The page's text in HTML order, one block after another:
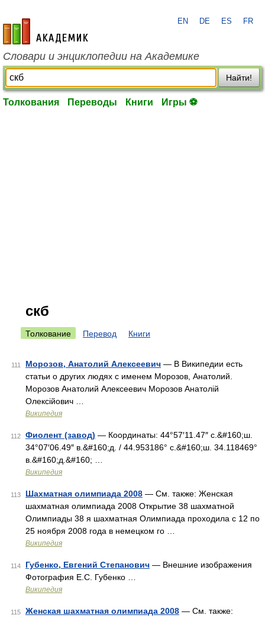
academic.ru
EN DE ES FR
Словари и энциклопедии на Академике
Найти!
Толкования Переводы Книги Игры ⚽
скб
Толкование Перевод Книги
111 Морозов, Анатолий Алексеевич — В Википедии есть
статьи о других людях с именем Морозов, Анатолий.
Морозов Анатолий Алексеевич Морозов Анатолій
Олексійович …
Википедия
112 Фиолент (завод) — Координаты: 44°57′11.47″ с.&#160;ш.
34°07′06.49″ в.&#160;д. / 44.953186° с.&#160;ш. 34.118469°
в.&#160;д.&#160; …
Википедия
113 Шахматная олимпиада 2008 — См. также: Женская
шахматная олимпиада 2008 Открытие 38 шахматной
Олимпиады 38 я шахматная Олимпиада проходила с 12 по
25 ноября 2008 года в немецком го …
Википедия
114 Губенко, Евгений Степанович — Внешние изображения
Фотография Е.С. Губенко …
Википедия
115 Женская шахматная олимпиада 2008 — См. также: